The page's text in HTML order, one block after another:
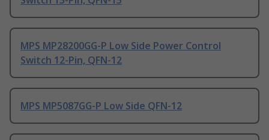
MPS MP28200GG-P Low Side Power Control
Switch 12-Pin, QFN-12
MPS MP5087GG-P Low Side QFN-12